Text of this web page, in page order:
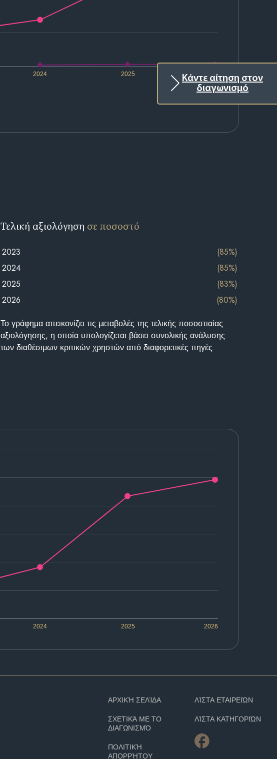
Κάντε αίτηση στον
διαγωνισμό
2024 2025 2026
Τελική αξιολόγηση σε ποσοστό
2023
(85%)
2024
(85%)
2025
(83%)
2026
(80%)
Το γράφημα απεικονίζει τις μεταβολές της τελικής ποσοστιαίας
αξιολόγησης, η οποία υπολογίζεται βάσει συνολικής ανάλυσης
των διαθέσιμων κριτικών χρηστών από διαφορετικές πηγές.
2024 2025 2026
ΑΡΧΙΚΉ ΣΕΛΊΔΑ
ΣΧΕΤΙΚΆ ΜΕ ΤΟ
ΔΙΑΓΩΝΙΣΜΌ
ΠΟΛΙΤΙΚΉ
ΑΠΟΡΡΉΤΟΥ
ΛΊΣΤΑ ΕΤΑΙΡΕΙΏΝ
ΛΊΣΤΑ ΚΑΤΗΓΟΡΙΏΝ